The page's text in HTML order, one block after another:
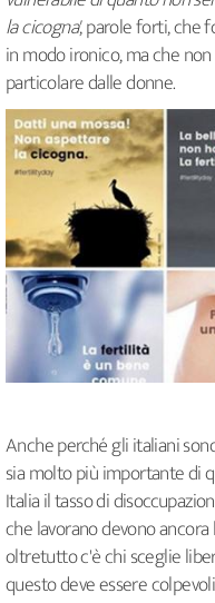
la cicogna', parole forti, che
in modo ironico, ma che
particolare dalle donne.
Anche perché gli italiani
sia molto più importante di
Italia il tasso di
che lavorano devono
oltretutto c'è chi sceglie
questo deve essere